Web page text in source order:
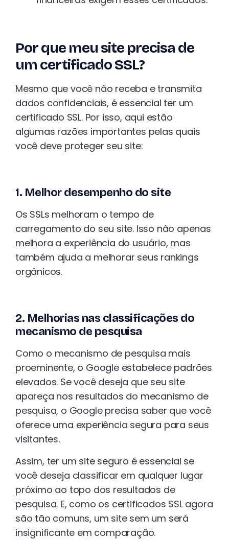
Por que meu site precisa de
um certificado SSL?
Mesmo que você não receba e transmita
dados confidenciais, é essencial ter um
certificado SSL. Por isso, aqui estão
algumas razões importantes pelas quais
você deve proteger seu site:
1. Melhor desempenho do site
Os SSLs melhoram o tempo de
carregamento do seu site. Isso não apenas
melhora a experiência do usuário, mas
também ajuda a melhorar seus rankings
orgânicos.
2. Melhorias nas classificações do
mecanismo de pesquisa
Como o mecanismo de pesquisa mais
proeminente, o Google estabelece padrões
elevados. Se você deseja que seu site
apareça nos resultados do mecanismo de
pesquisa, o Google precisa saber que você
oferece uma experiência segura para seus
visitantes.
Assim, ter um site seguro é essencial se
você deseja classificar em qualquer lugar
próximo ao topo dos resultados de
pesquisa. E, como os certificados SSL agora
são tão comuns, um site sem um será
insignificante em comparação.